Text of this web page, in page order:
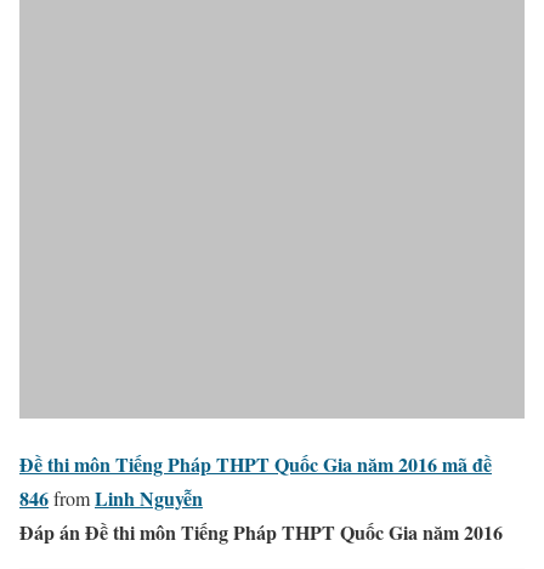
Đề thi môn Tiếng Pháp THPT Quốc Gia năm 2016 mã đề
846fromLinh Nguyễn
Đáp án Đề thi môn Tiếng Pháp THPT Quốc Gia năm 2016